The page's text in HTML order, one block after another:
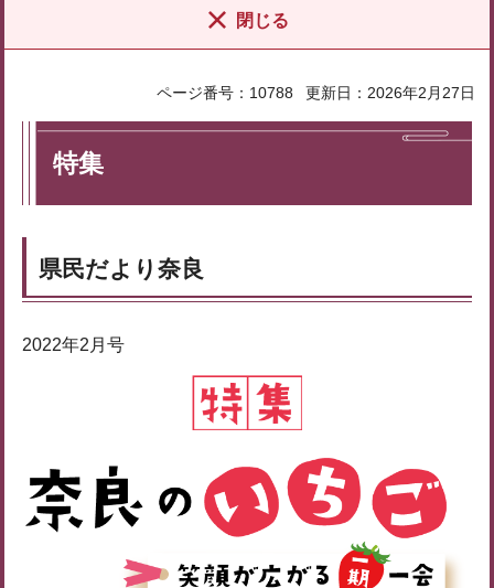
閉じる
ページ番号：10788 更新日：2026年2月27日
特集
県民だより奈良
2022年2月号